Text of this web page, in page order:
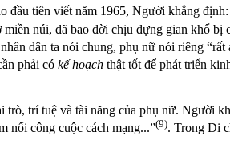
tiên viết năm 1965, Người khẳng
núi, đã bao đời chịu đựng gian khổ
dân ta nói chung, phụ nữ nói riêng
phải có kế hoạch thật tốt để phát triển
trí tuệ và tài năng của phụ nữ. Người
nổi công cuộc cách mạng...”(9). Trong Di